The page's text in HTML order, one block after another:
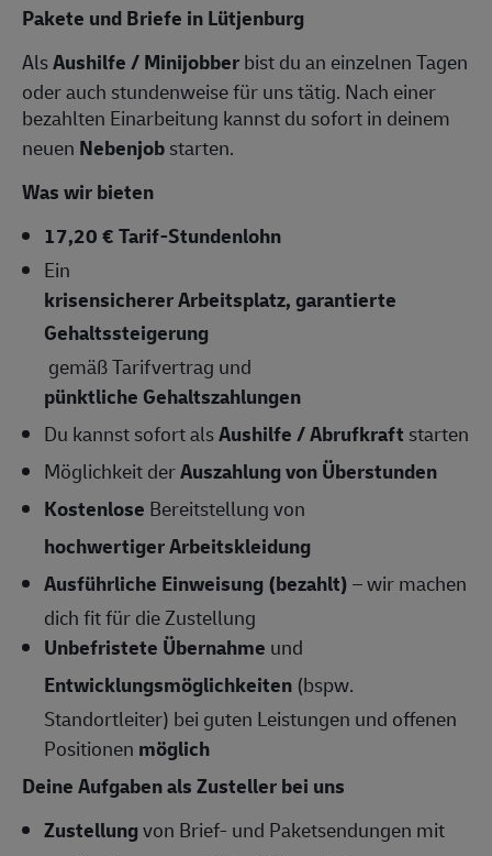
Pakete und Briefe in Lütjenburg
AlsAushilfe / Minijobberbist du an einzelnen Tagen
oder auch stundenweise für uns tätig. Nach einer
bezahlten Einarbeitung kannst du sofort in deinem
neuen Nebenjobstarten.
Was wir bieten
17,20 € Tarif-Stundenlohn
Ein
krisensicherer Arbeitsplatz, garantierte
Gehaltssteigerung
gemäß Tarifvertrag und
pünktliche Gehaltszahlungen
Du kannst sofort alsAushilfe / Abrufkraft starten
Möglichkeit derAuszahlung von Überstunden
Kostenlose Bereitstellung von
hochwertiger Arbeitskleidung
Ausführliche Einweisung (bezahlt)– wir machen
dich fit für die Zustellung
Unbefristete Übernahme und
Entwicklungsmöglichkeiten (bspw.
Standortleiter) bei guten Leistungen und offenen
Positionen möglich
Deine Aufgaben als Zusteller bei uns
Zustellungvon Brief- und Paketsendungen mit